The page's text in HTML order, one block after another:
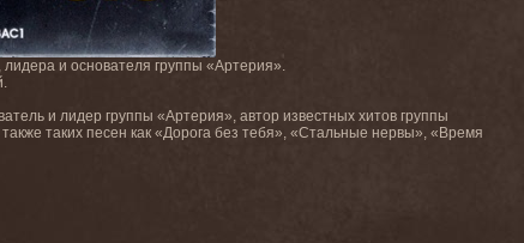
и основателя группы «Артерия».
и лидер группы «Артерия», автор известных хитов группы
таких песен как «Дорога без тебя», «Стальные нервы», «Время